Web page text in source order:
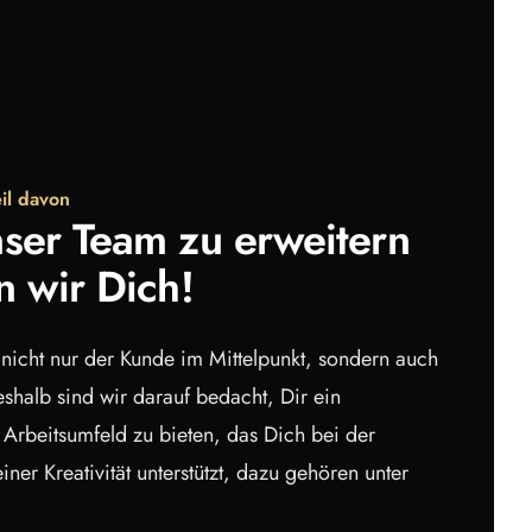
davon
Team zu erweitern
wir Dich!
nur der Kunde im Mittelpunkt, sondern auch
sind wir darauf bedacht, Dir ein
Arbeitsumfeld zu bieten, das Dich bei der
Kreativität unterstützt, dazu gehören unter